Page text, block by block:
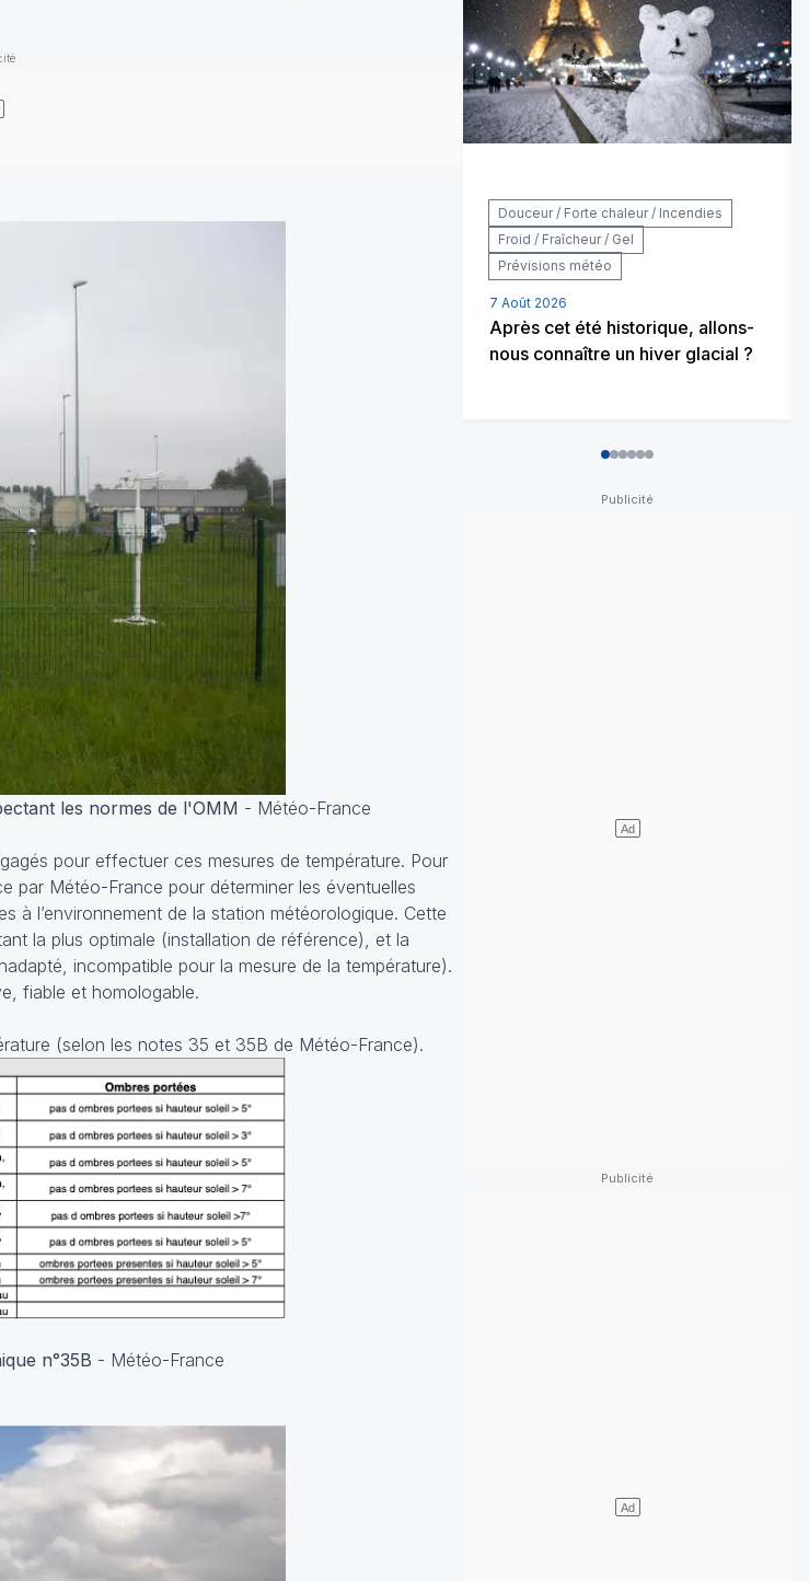
les normes de l'OMM - Météo-France
pour effectuer ces mesures de température. Pour
par Météo-France pour déterminer les éventuelles
à l’environnement de la station météorologique. Cette
la plus optimale (installation de référence), et la
incompatible pour la mesure de la température).
fiable et homologable.
(selon les notes 35 et 35B de Météo-France).
n°35B - Météo-France
Douceur / Forte chaleur / Incendies
Froid / Fraîcheur / Gel
Prévisions météo
7 Août 2026
Après cet été historique, allons-
nous connaître un hiver glacial ?
012345